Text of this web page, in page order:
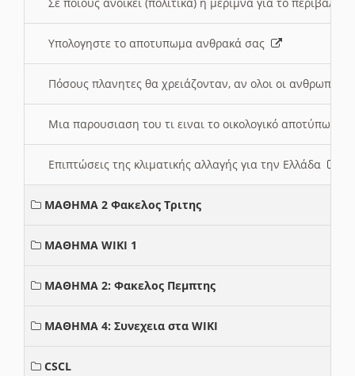
Υπολογηστε το αποτυπωμα ανθρακά σας
Πόσους πλανητες θα χρειάζονταν, αν ολοι οι ανθρωποι
Μια παρουσιαση του τι ειναι το οικολογικό αποτύπωμα
Επιπτώσεις της κλιματικής αλλαγής για την Ελλάδα
ΜΑΘΗΜΑ 2 Φακελος Τριτης
ΜΑΘΗΜΑ WIKI 1
ΜΑΘΗΜΑ 2: Φακελος Πεμπτης
ΜΑΘΗΜΑ 4: Συνεχεια στα WIKI
CSCL